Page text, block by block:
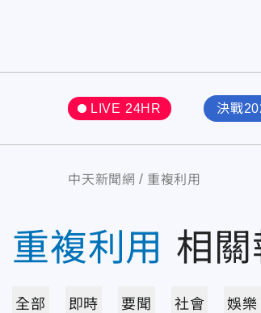
LIVE 24HR 決戰
中天新聞網 重複利用
重複利用 相關
全部 即時 要聞 社會 娛樂